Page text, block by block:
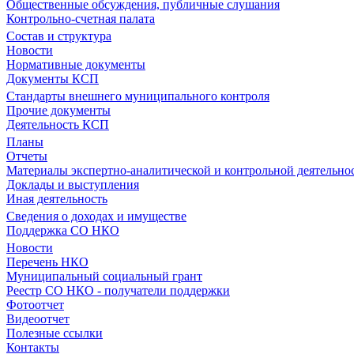
Общественные обсуждения, публичные слушания
Контрольно-счетная палата
Состав и структура
Новости
Нормативные документы
Документы КСП
Стандарты внешнего муниципального контроля
Прочие документы
Деятельность КСП
Планы
Отчеты
Материалы экспертно-аналитической и контрольной
Доклады и выступления
Иная деятельность
Сведения о доходах и имуществе
Поддержка СО НКО
Новости
Перечень НКО
Муниципальный социальный грант
Реестр СО НКО - получатели поддержки
Фотоотчет
Видеоотчет
Полезные ссылки
Контакты